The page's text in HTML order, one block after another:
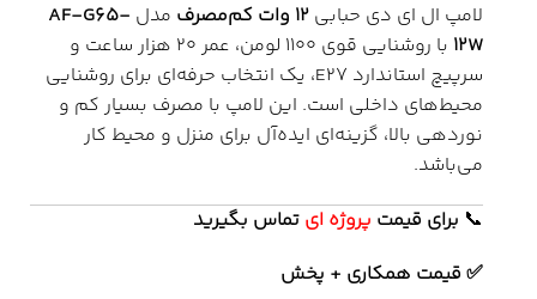
لامپ ال ای دی حبابی 12 وات کم‌مصرف مدل AF-G65-
12W
با روشنایی قوی 1100 لومن، عمر ۲۰ هزار ساعت و
سرپیچ استاندارد E27، یک انتخاب حرفه‌ای برای روشنایی
محیط‌های داخلی است. این لامپ با مصرف بسیار کم و
نوردهی بالا، گزینه‌ای ایده‌آل برای منزل و محیط کار
می‌باشد.
📞 برای قیمت پروژه ای تماس بگیرید
✅ قیمت همکاری + پخش